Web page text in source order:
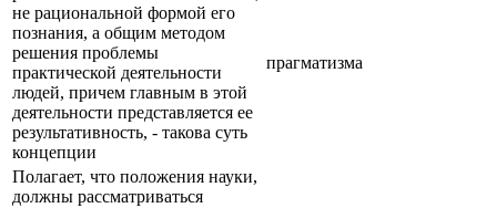
не рациональной формой его
познания, а общим методом
решения проблемы
практической деятельности
людей, причем главным в этой
деятельности представляется ее
результативность, - такова суть
концепции
прагматизма
Полагает, что положения науки,
должны рассматриваться